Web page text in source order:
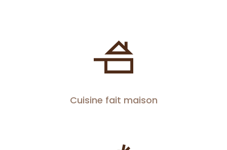
Cuisine fait maison